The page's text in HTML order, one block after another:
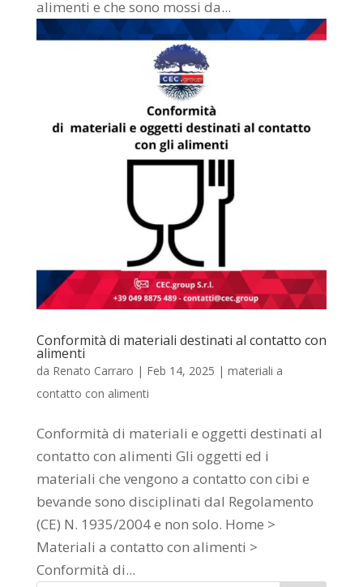
alimenti e che sono mossi da...
Conformità di materiali destinati al contatto con
alimenti
da Renato Carraro | Feb 14, 2025 | materiali a
contatto con alimenti
Conformità di materiali e oggetti destinati al
contatto con alimenti Gli oggetti ed i
materiali che vengono a contatto con cibi e
bevande sono disciplinati dal Regolamento
(CE) N. 1935/2004 e non solo. Home >
Materiali a contatto con alimenti >
Conformità di...